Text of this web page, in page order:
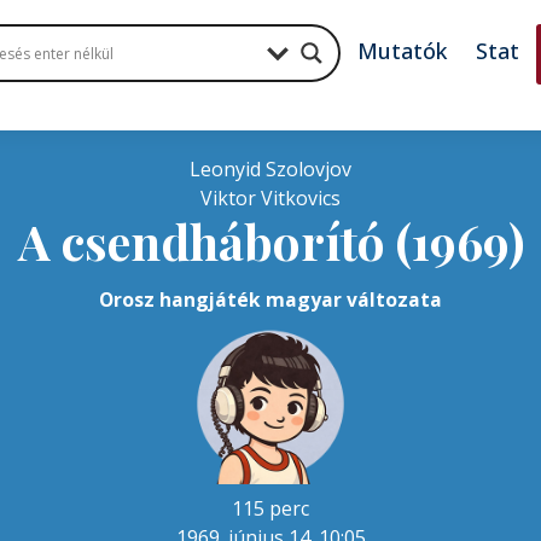
Mutatók Stat
Leonyid Szolovjov
Viktor Vitkovics
A csendháborító (1969)
Orosz hangjáték magyar változata
115 perc